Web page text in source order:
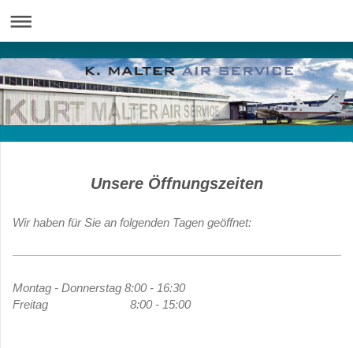
Unsere Öffnungszeiten
Wir haben für Sie an folgenden Tagen geöffnet:
Montag - Donnerstag 8:00 - 16:30
Freitag 8:00 - 15:00